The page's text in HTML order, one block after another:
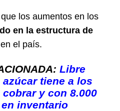
los aumentos en los
en la estructura de
el país.
Libre
tiene a los
y con 8.000
inventario